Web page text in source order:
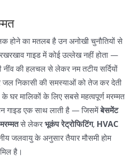
होने का मतलब है उन अनोखी चुनौतियों से
गाइड में कोई उल्लेख नहीं होता —
नींव की हलचल से लेकर नम तटीय सर्दियों
निकासी की समस्याओं को तेज कर देती
घर मालिकों के लिए सबसे महत्वपूर्ण मरम्मत
गाइड एक साथ लाती है — जिसमेंबेसमेंट
से लेकरभूकंप रेट्रोफिटिंग, HVAC
जलवायु के अनुसार तैयार मौसमी होम
है।